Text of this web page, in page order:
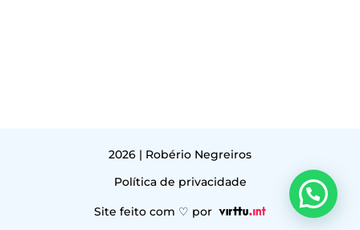
2026 | Robério Negreiros
Política de privacidade
Site feito com ♡ por